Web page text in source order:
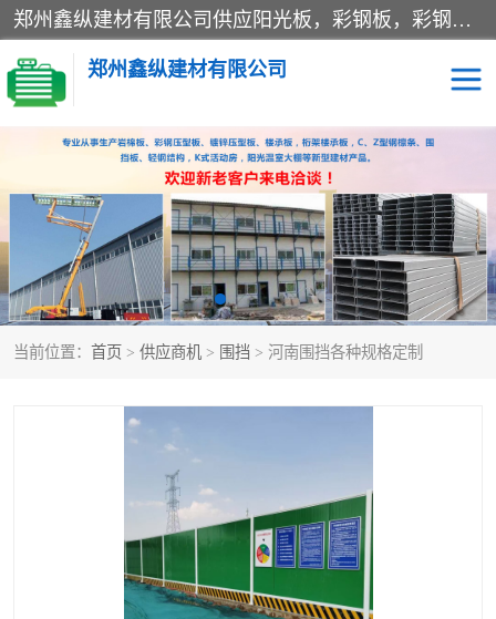
郑州鑫纵建材有限公司供应阳光板，彩钢板，彩钢钢构工程是一家集生产销售租赁安装于一体的企业，主要生产PC采光板，耐力板，仿古琉璃采光板，岩棉板、彩钢压型板、镀锌压型板、桁架楼承板，C、Z型钢檩条、围挡板、轻钢结构，阳光温室大棚等新型建材产品。公司旗下有多台移动式高空压瓦机租赁，承接全国各地业务，专业对外租赁各种型号压瓦机。
郑州鑫纵建材有限公司
当前位置： 首页 > 供应商机 > 围挡 > 河南围挡各种规格定制
高空瓦机租赁 ASA合成树脂仿古瓦
CZ型钢 FRP采光板
PC多层板 PC耐力板
建筑围挡 楼层板
压型彩钢板
彩钢板
生产加工单板复合围挡 市